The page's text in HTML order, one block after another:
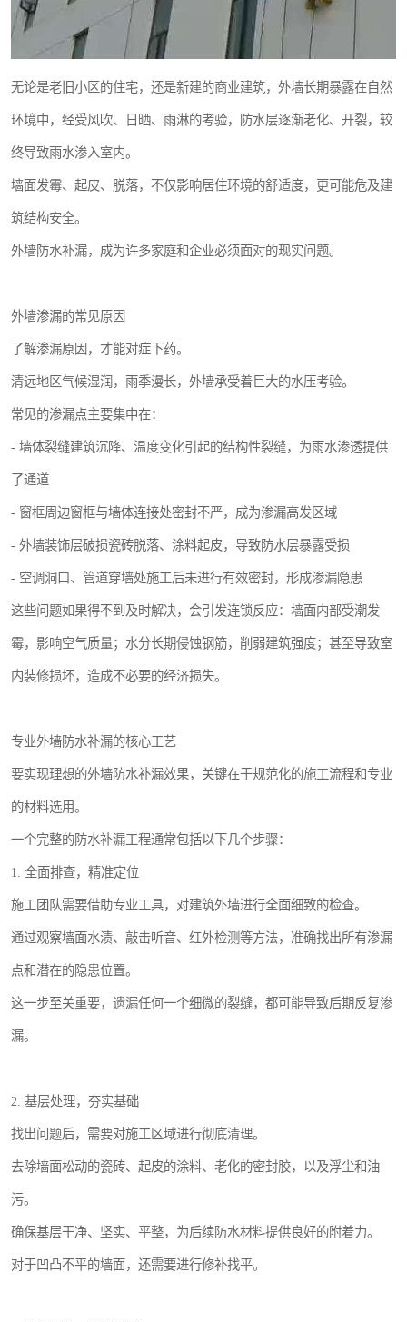
无论是老旧小区的住宅，还是新建的商业建筑，外墙长期暴露在自然
环境中，经受风吹、日晒、雨淋的考验，防水层逐渐老化、开裂，较
终导致雨水渗入室内。
墙面发霉、起皮、脱落，不仅影响居住环境的舒适度，更可能危及建
筑结构安全。
外墙防水补漏，成为许多家庭和企业必须面对的现实问题。
外墙渗漏的常见原因
了解渗漏原因，才能对症下药。
清远地区气候湿润，雨季漫长，外墙承受着巨大的水压考验。
常见的渗漏点主要集中在：
- 墙体裂缝建筑沉降、温度变化引起的结构性裂缝，为雨水渗透提供
了通道
- 窗框周边窗框与墙体连接处密封不严，成为渗漏高发区域
- 外墙装饰层破损瓷砖脱落、涂料起皮，导致防水层暴露受损
- 空调洞口、管道穿墙处施工后未进行有效密封，形成渗漏隐患
这些问题如果得不到及时解决，会引发连锁反应：墙面内部受潮发
霉，影响空气质量；水分长期侵蚀钢筋，削弱建筑强度；甚至导致室
内装修损坏，造成不必要的经济损失。
专业外墙防水补漏的核心工艺
要实现理想的外墙防水补漏效果，关键在于规范化的施工流程和专业
的材料选用。
一个完整的防水补漏工程通常包括以下几个步骤：
1. 全面排查，精准定位
施工团队需要借助专业工具，对建筑外墙进行全面细致的检查。
通过观察墙面水渍、敲击听音、红外检测等方法，准确找出所有渗漏
点和潜在的隐患位置。
这一步至关重要，遗漏任何一个细微的裂缝，都可能导致后期反复渗
漏。
2. 基层处理，夯实基础
找出问题后，需要对施工区域进行彻底清理。
去除墙面松动的瓷砖、起皮的涂料、老化的密封胶，以及浮尘和油
污。
确保基层干净、坚实、平整，为后续防水材料提供良好的附着力。
对于凹凸不平的墙面，还需要进行修补找平。